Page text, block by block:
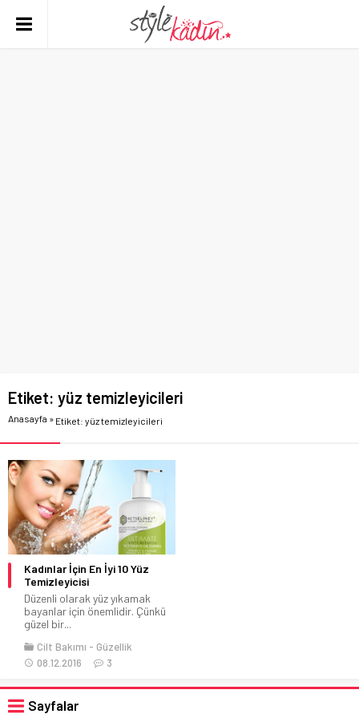
Etiket: yüz temizleyicileri
Anasayfa » Etiket: yüz temizleyicileri
Kadınlar İçin En İyi 10 Yüz
Temizleyicisi
Düzenli olarak yüz yıkamak
bayanlar için önemlidir. Çünkü
güzel bir...
Cilt Bakımı
Güzellik
08.12.2016
3
Sayfalar